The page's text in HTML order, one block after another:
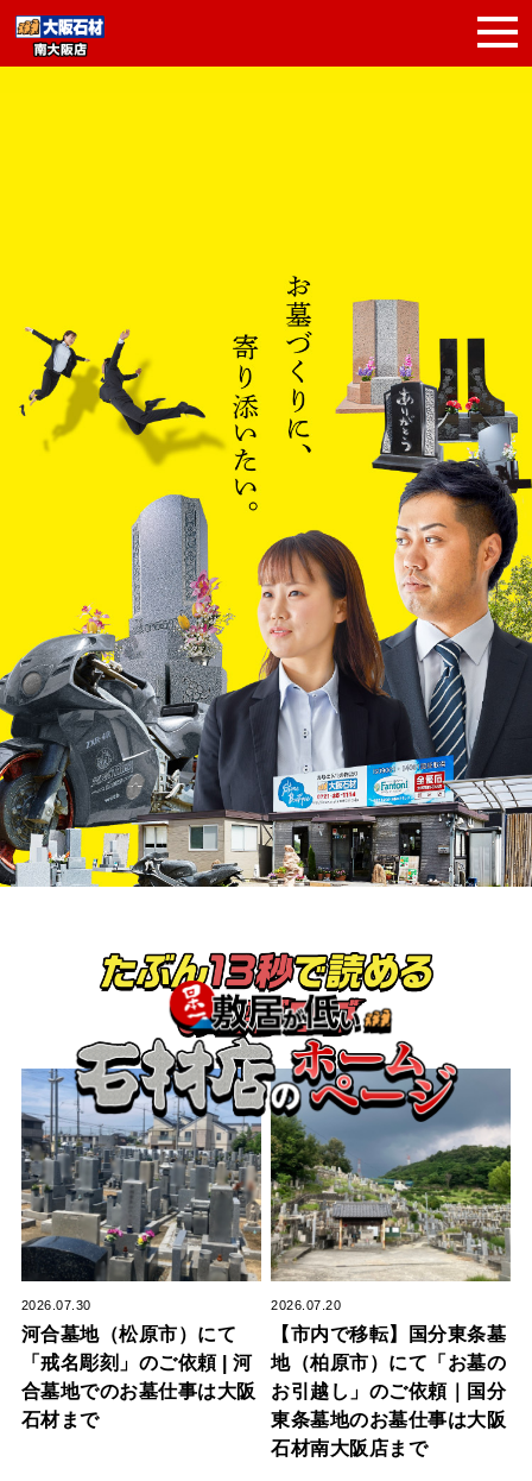
2026.07.30
河合墓地（松原市）にて
「戒名彫刻」のご依頼 | 河
合墓地でのお墓仕事は大阪
石材まで
2026.07.20
【市内で移転】国分東条墓
地（柏原市）にて「お墓の
お引越し」のご依頼｜国分
東条墓地のお墓仕事は大阪
石材南大阪店まで